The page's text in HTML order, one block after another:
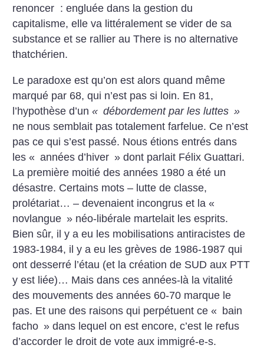
renoncer : engluée dans la gestion du
capitalisme, elle va littéralement se vider de sa
substance et se rallier au There is no alternative
thatchérien.
Le paradoxe est qu’on est alors quand même
marqué par 68, qui n’est pas si loin. En 81,
l’hypothèse d’un« débordement par les luttes »
ne nous semblait pas totalement farfelue. Ce n’est
pas ce qui s’est passé. Nous étions entrés dans
les « années d’hiver » dont parlait Félix Guattari.
La première moitié des années 1980 a été un
désastre. Certains mots – lutte de classe,
prolétariat… – devenaient incongrus et la «
novlangue » néo-libérale martelait les esprits.
Bien sûr, il y a eu les mobilisations antiracistes de
1983-1984, il y a eu les grèves de 1986-1987 qui
ont desserré l’étau (et la création de SUD aux PTT
y est liée)… Mais dans ces années-là la vitalité
des mouvements des années 60-70 marque le
pas. Et une des raisons qui perpétuent ce « bain
facho » dans lequel on est encore, c’est le refus
d’accorder le droit de vote aux immigré-e-s.